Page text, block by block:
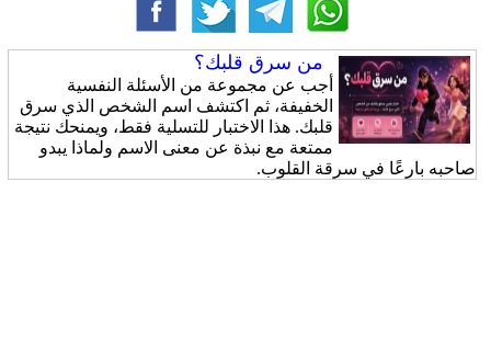
من سرق قلبك؟
أجب عن مجموعة من الأسئلة النفسية
الخفيفة، ثم اكتشف اسم الشخص الذي سرق
قلبك. هذا الاختبار للتسلية فقط، ويمنحك نتيجة
ممتعة مع نبذة عن معنى الاسم ولماذا يبدو
صاحبه بارعًا في سرقة القلوب.